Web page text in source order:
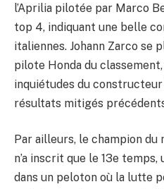
l’Aprilia pilotée par Marco
top 4, indiquant une belle
italiennes. Johann Zarco se
pilote Honda du
inquiétudes du
résultats mitigés
Par ailleurs, le champion
n’a inscrit que le 13e
dans un peloton où la lutte